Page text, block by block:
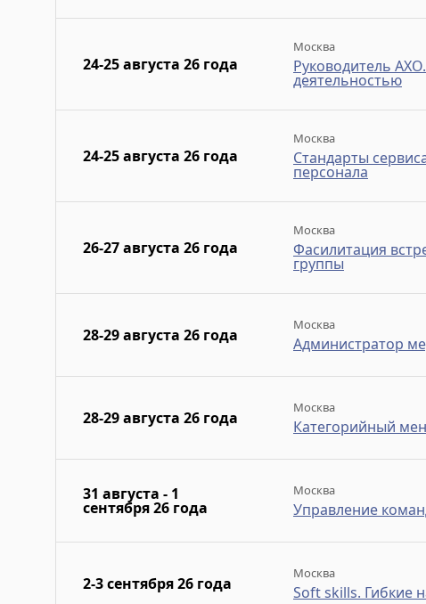
24-25 августа 26 года
Москва
Руководитель
деятельностью
24-25 августа 26 года
Москва
Стандарты
персонала
26-27 августа 26 года
Москва
Фасилитация
группы
28-29 августа 26 года
Москва
Администратор
28-29 августа 26 года
Москва
Категорийный
31 августа - 1
сентября 26 года
Москва
Управление
2-3 сентября 26 года
Москва
Soft skills. Гибкие